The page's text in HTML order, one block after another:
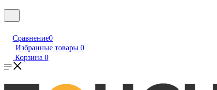
Сравнение0
Избранные товары 0
Корзина 0